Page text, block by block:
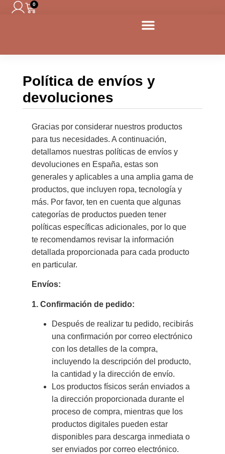
0
Política de envíos y
devoluciones
Gracias por considerar nuestros productos
para tus necesidades. A continuación,
detallamos nuestras políticas de envíos y
devoluciones en España, estas son
generales y aplicables a una amplia gama de
productos, que incluyen ropa, tecnología y
más. Por favor, ten en cuenta que algunas
categorías de productos pueden tener
políticas específicas adicionales, por lo que
te recomendamos revisar la información
detallada proporcionada para cada producto
en particular.
Envíos:
1. Confirmación de pedido:
Después de realizar tu pedido, recibirás
una confirmación por correo electrónico
con los detalles de la compra,
incluyendo la descripción del producto,
la cantidad y la dirección de envío.
Los productos físicos serán enviados a
la dirección proporcionada durante el
proceso de compra, mientras que los
productos digitales pueden estar
disponibles para descarga inmediata o
ser enviados por correo electrónico.